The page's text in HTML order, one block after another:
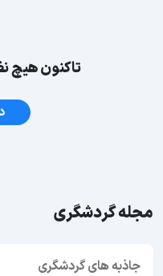
تاکنون هیچ
مجله گردشگری
جاذبه های گردشگری